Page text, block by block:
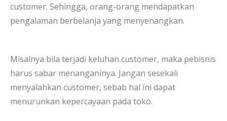
customer. Sehingga, orang-orang mendapatkan
pengalaman berbelanja yang menyenangkan.
Misalnya bila terjadi keluhan customer, maka pebisnis
harus sabar menanganinya. Jangan sesekali
menyalahkan customer, sebab hal ini dapat
menurunkan kepercayaan pada toko.